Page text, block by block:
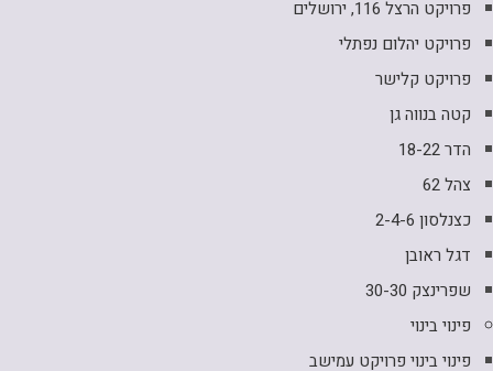
פרויקט הרצל 116, ירושלים
פרויקט יהלום נפתלי
פרויקט קלישר
קטה בנווה גן
הדר 18-22
צהל 62
כצנלסון 2-4-6
דגל ראובן
שפרינצק 30-30
פינוי בינוי
פינוי בינוי פרויקט עמישב